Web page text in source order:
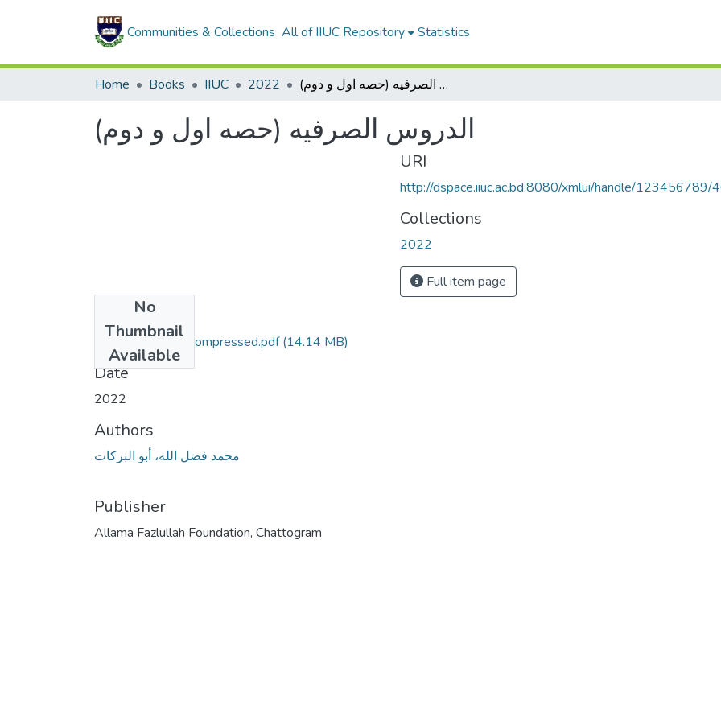
Communities & Collections All of IIUC Repository Statistics
Home Books IIUC 2022 الدروس الصرفيه (حصه اول و دوم)
الدروس الصرفيه (حصه اول و دوم)
No
Thumbnail
Available
الدروس الصرفيه. compressed.pdf(14.14 MB)
Date
2022
Authors
محمد فضل الله، أبو البركات
Publisher
Allama Fazlullah Foundation, Chattogram
URI
http://dspace.iiuc.ac.bd:8080/xmlui/handle/123456789/
Collections
2022
Full item page